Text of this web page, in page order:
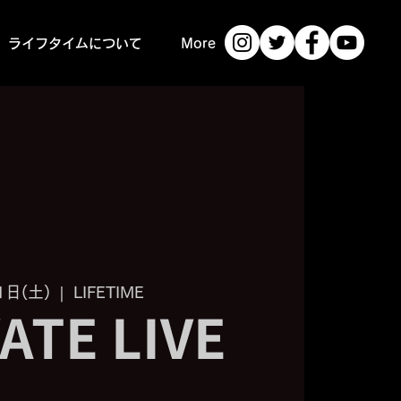
ライフタイムについて More
日(土)
  |
LIFETIME
LIVE